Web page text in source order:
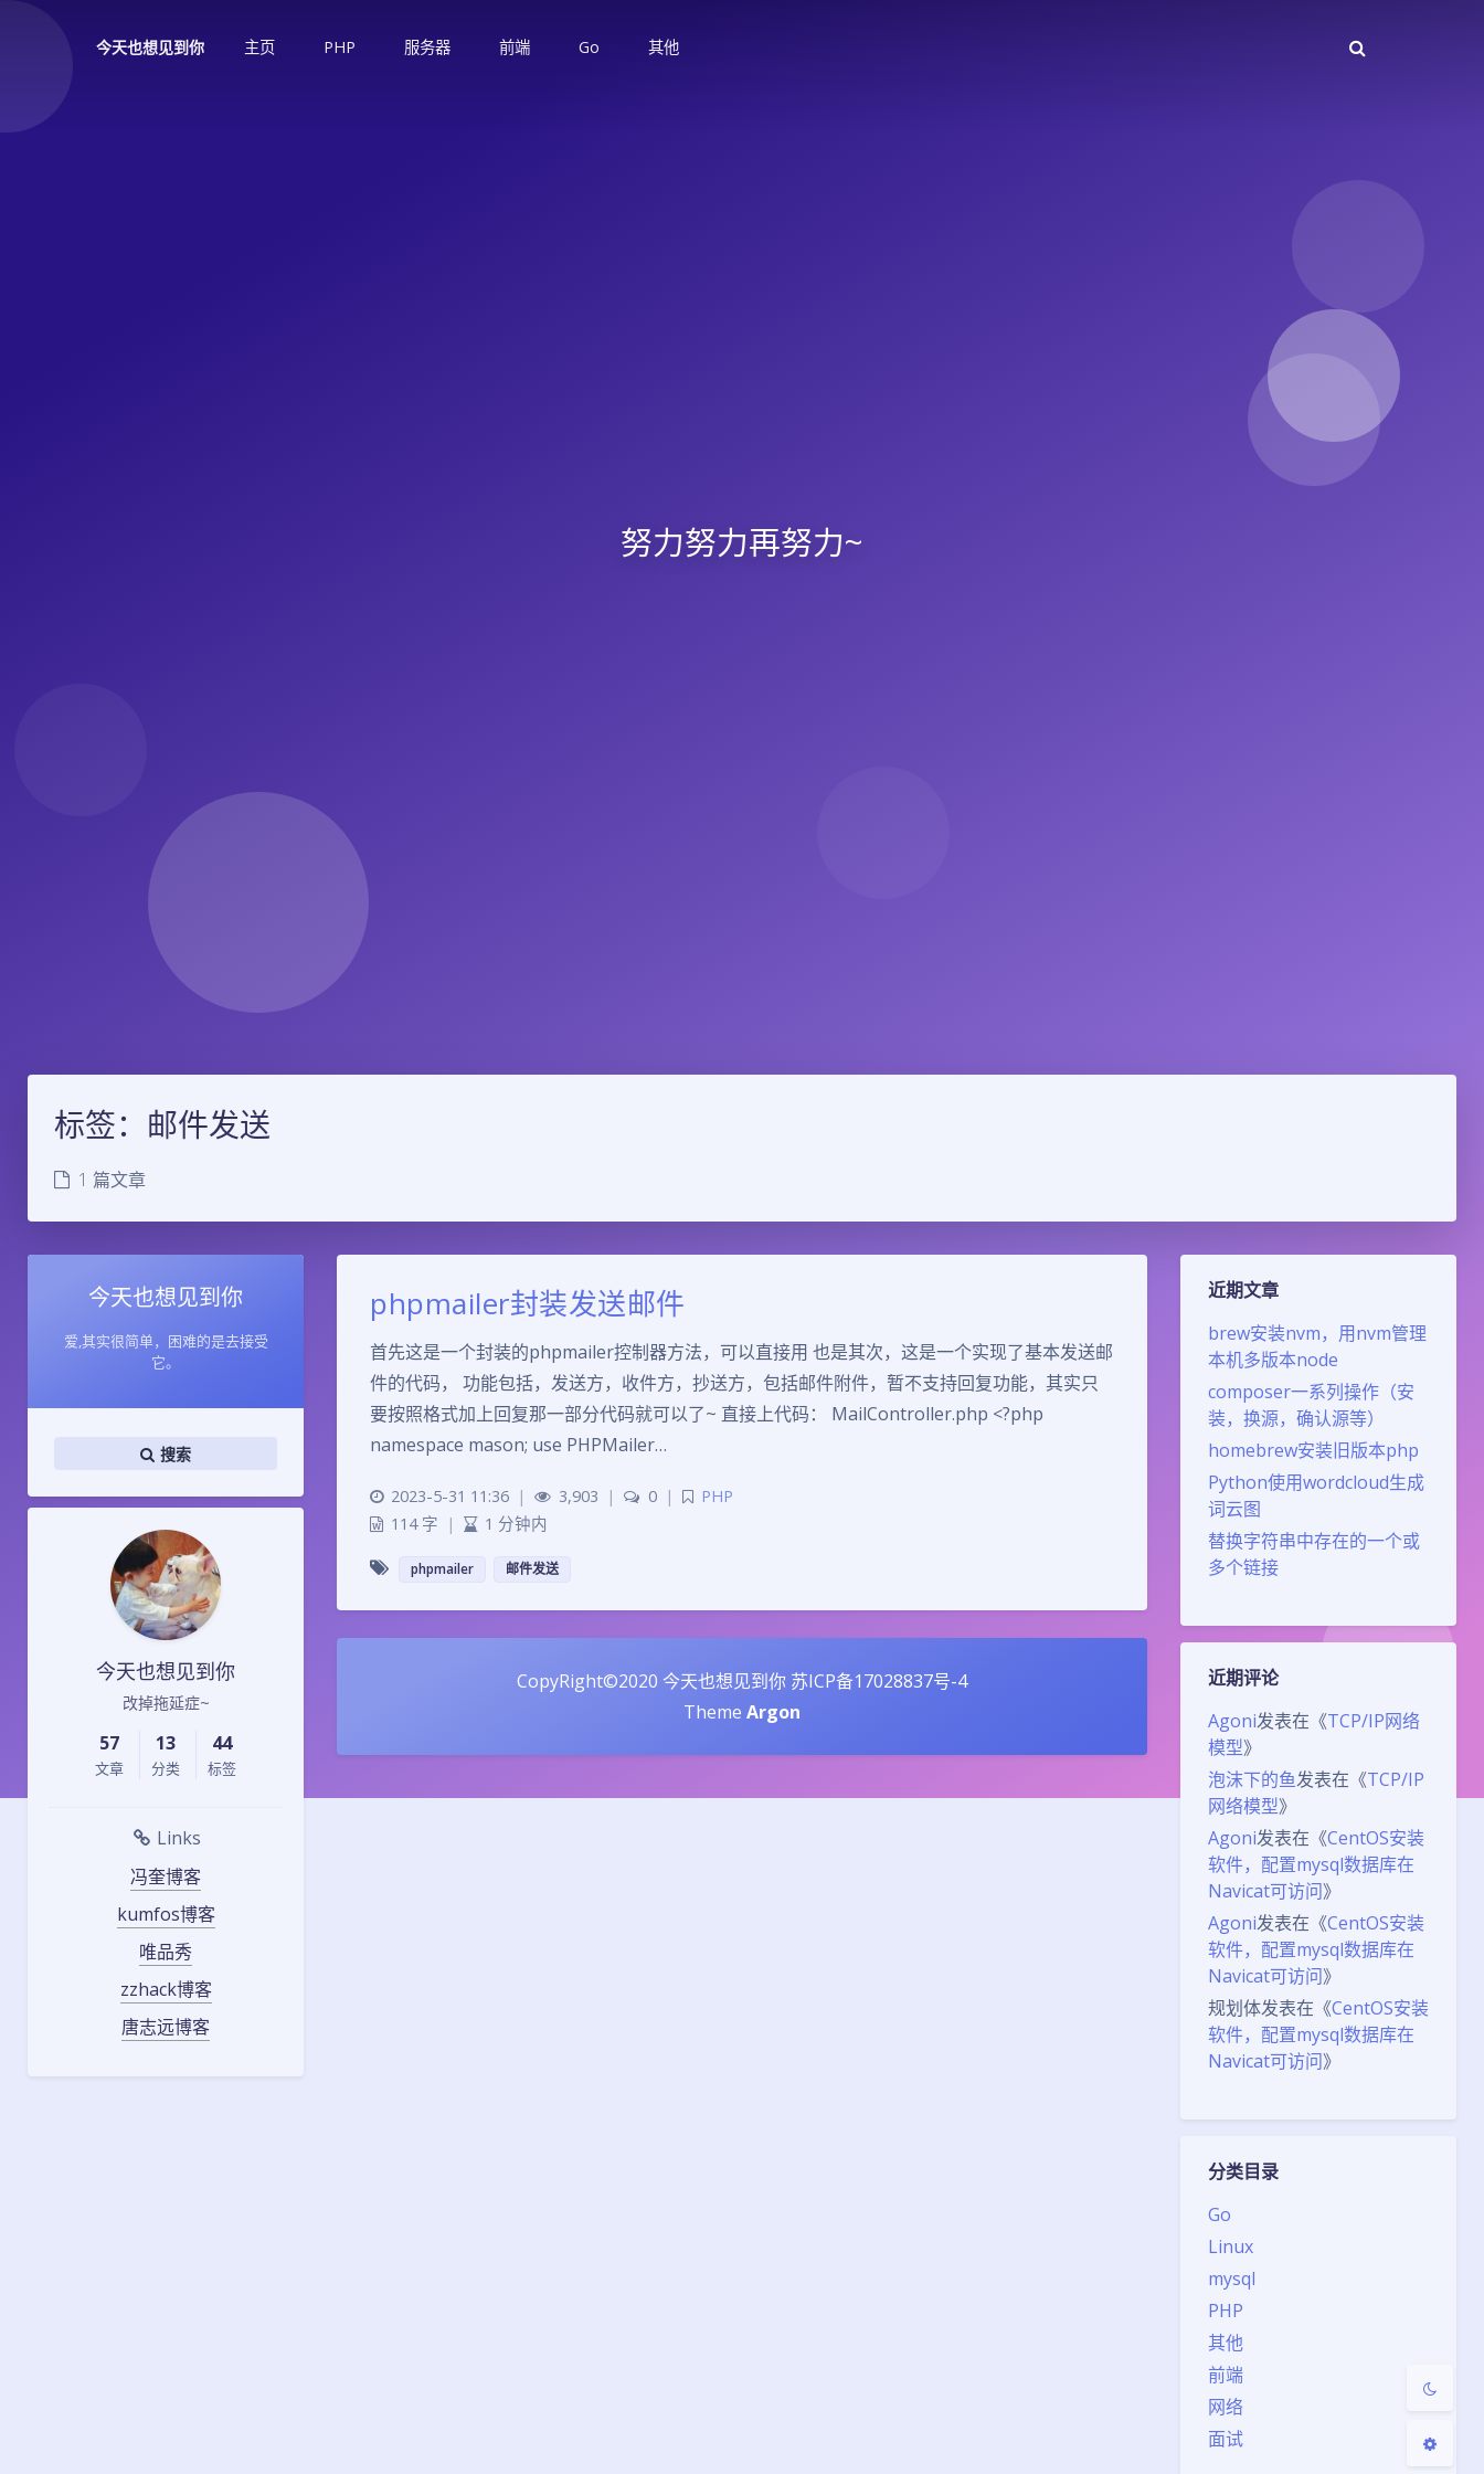
今天也想见到你 主页 PHP 服务器 前端 Go 其他
努力努力再努力~
Sans Serif
日落
标签：邮件发送
1 篇文章
今天也想见到你
爱,其实很简单，困难的是去接受
它。
搜索
今天也想见到你
改掉拖延症~
57
文章
13
分类
44
标签
Links
冯奎博客
kumfos博客
唯品秀
zzhack博客
唐志远博客
近期文章
brew安装nvm，用nvm管理
本机多版本node
composer一系列操作（安
装，换源，确认源等）
homebrew安装旧版本php
Python使用wordcloud生成
词云图
替换字符串中存在的一个或
多个链接
近期评论
Agoni发表在《TCP/IP网络
模型》
泡沫下的鱼发表在《TCP/IP
网络模型》
Agoni发表在《CentOS安装
软件，配置mysql数据库在
Navicat可访问》
Agoni发表在《CentOS安装
软件，配置mysql数据库在
Navicat可访问》
规划体发表在《CentOS安装
软件，配置mysql数据库在
Navicat可访问》
分类目录
Go
Linux
mysql
PHP
其他
前端
网络
面试
phpmailer封装发送邮件
首先这是一个封装的phpmailer控制器方法，可以直接用 也是其次，这是一个实现了基本发送邮
件的代码， 功能包括，发送方，收件方，抄送方，包括邮件附件，暂不支持回复功能，其实只
要按照格式加上回复那一部分代码就可以了~ 直接上代码： MailController.php <?php
namespace mason; use PHPMailer…
2023-5-31 11:36 | 3,903 | 0 |
PHP
114 字
| 1 分钟内
phpmailer 邮件发送
CopyRight©2020 今天也想见到你 苏ICP备17028837号-4
Theme Argon